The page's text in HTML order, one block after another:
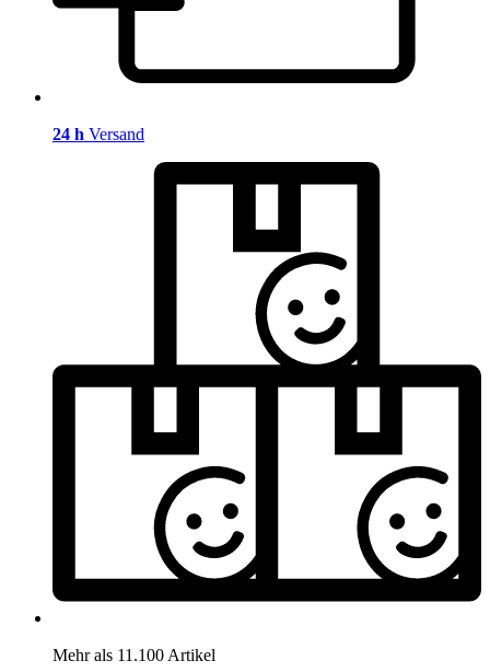
24 h Versand
Mehr als 11.100 Artikel